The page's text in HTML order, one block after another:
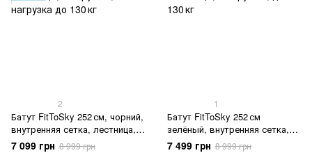
2
Батут FitToSky 252 см, чорний,
внутренняя сетка, лестница,
48 пружин, нагрузка до 130 кг
7 099 грн 8 999 грн
1
Батут FitToSky 252 см
зелёный, внутренняя сетка,
лестница, 48 пружин, до 130 кг
7 499 грн 8 999 грн